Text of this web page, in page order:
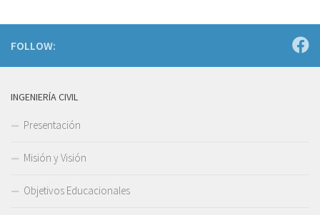
FOLLOW:
INGENIERÍA CIVIL
Presentación
Misión y Visión
Objetivos Educacionales